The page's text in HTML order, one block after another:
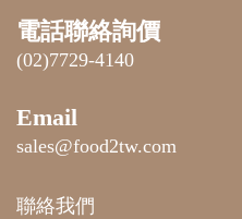
電話聯絡詢價
(02)7729-4140
Email
sales@food2tw.com
聯絡我們